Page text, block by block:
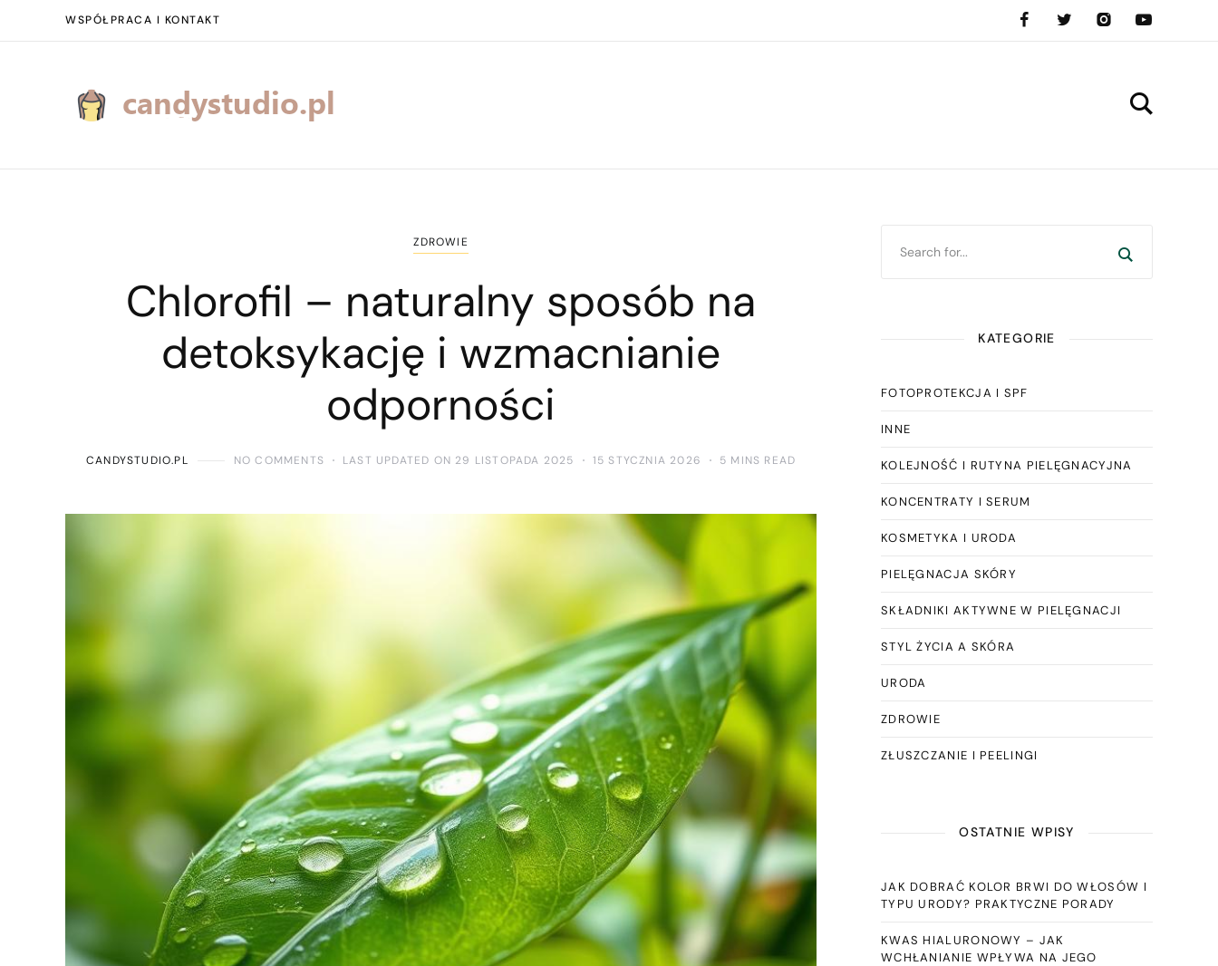
WSPÓŁPRACA I KONTAKT
ZDROWIE
Chlorofil – naturalny sposób na
detoksykację i wzmacnianie
odporności
CANDYSTUDIO.PL NO COMMENTS LAST UPDATED ON 29 LISTOPADA 2025 15 STYCZNIA 2026 5 MINS READ
KATEGORIE
FOTOPROTEKCJA I SPF
INNE
KOLEJNOŚĆ I RUTYNA PIELĘGNACYJNA
KONCENTRATY I SERUM
KOSMETYKA I URODA
PIELĘGNACJA SKÓRY
SKŁADNIKI AKTYWNE W PIELĘGNACJI
STYL ŻYCIA A SKÓRA
URODA
ZDROWIE
ZŁUSZCZANIE I PEELINGI
OSTATNIE WPISY
JAK DOBRAĆ KOLOR BRWI DO WŁOSÓW I
TYPU URODY? PRAKTYCZNE PORADY
KWAS HIALURONOWY – JAK
WCHŁANIANIE WPŁYWA NA JEGO